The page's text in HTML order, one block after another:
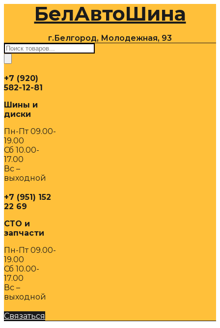
содержимомуБелАвтоШина
г.Белгород, Молодежная, 93
Поиск
товаров
+7 (920)
582-12-81
Шины и
диски
Пн-Пт 09.00-
19.00
Сб 10.00-
17.00
Вс –
выходной
+7 (951) 152
22 69
СТО и
запчасти
Пн-Пт 09.00-
19.00
Сб 10.00-
17.00
Вс –
выходной
Связаться